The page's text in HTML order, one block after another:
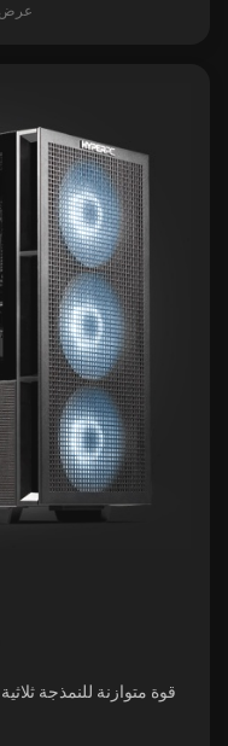
عرض
قوة متوازنة للنمذجة